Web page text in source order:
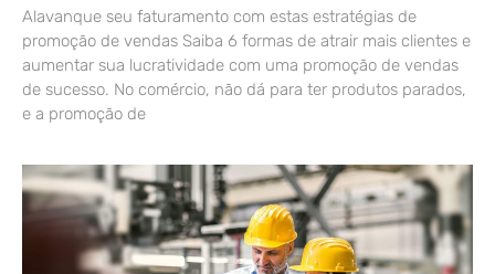
Alavanque seu faturamento com estas estratégias de
promoção de vendas Saiba 6 formas de atrair mais clientes e
aumentar sua lucratividade com uma promoção de vendas
de sucesso. No comércio, não dá para ter produtos parados,
e a promoção de